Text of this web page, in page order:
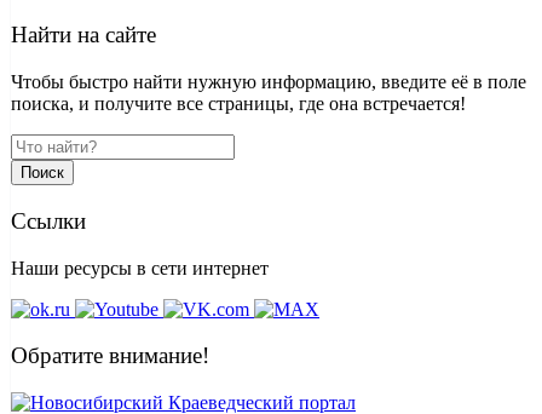
Найти на сайте
Чтобы быстро найти нужную информацию, введите её в поле
поиска, и получите все страницы, где она встречается!
Поиск
Ссылки
Наши ресурсы в сети интернет
Обратите внимание!